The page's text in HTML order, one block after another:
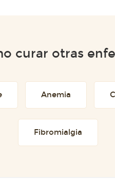
curar otras
Anemia
Fibromialgia